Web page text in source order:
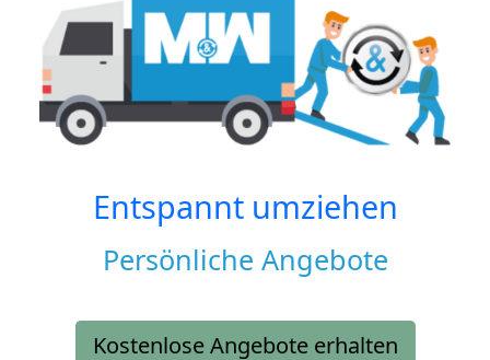
Entspannt umziehen
Persönliche Angebote
Kostenlose Angebote erhalten